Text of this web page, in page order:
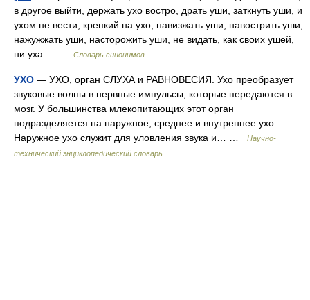
в другое выйти, держать ухо востро, драть уши, заткнуть уши, и
ухом не вести, крепкий на ухо, навизжать уши, навострить уши,
нажужжать уши, насторожить уши, не видать, как своих ушей,
ни уха… …
Словарь синонимов
УХО — УХО, орган СЛУХА и РАВНОВЕСИЯ. Ухо преобразует
звуковые волны в нервные импульсы, которые передаются в
мозг. У большинства млекопитающих этот орган
подразделяется на наружное, среднее и внутреннее ухо.
Наружное ухо служит для уловления звука и… …
Научно-
технический энциклопедический словарь